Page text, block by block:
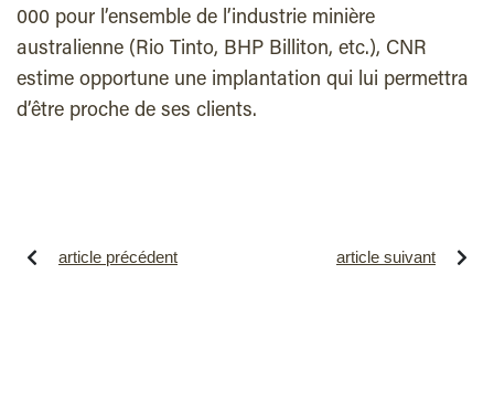
000 pour l’ensemble de l’industrie minière
australienne (Rio Tinto, BHP Billiton, etc.), CNR
estime opportune une implantation qui lui permettra
d’être proche de ses clients.
article précédent article suivant